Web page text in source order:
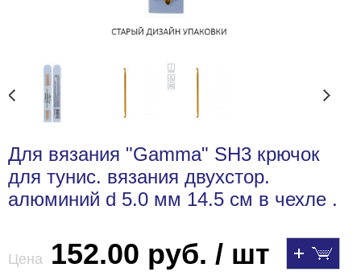
Для вязания "Gamma" SH3 крючок
для тунис. вязания двухстор.
алюминий d 5.0 мм 14.5 см в чехле .
Цена 152.00 руб. / шт